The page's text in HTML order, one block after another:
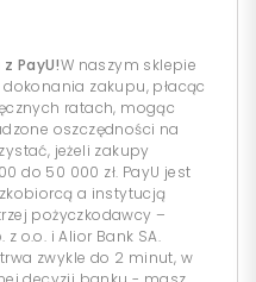
PayU!W naszym sklepie
zakupu, płacąc
ratach, mogąc
oszczędności na
jeżeli zakupy
do 50 000 zł. PayU jest
a instytucją
pożyczkodawcy –
z o.o. i Alior Bank SA.
zwykle do 2 minut, w